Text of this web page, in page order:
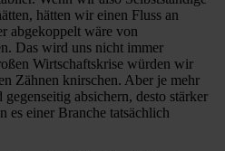
hätten wir einen Fluss an
abgekoppelt wäre von
Das wird uns nicht immer
Wirtschaftskrise würden wir
Zähnen knirschen. Aber je mehr
absichern, desto stärker
es einer Branche tatsächlich